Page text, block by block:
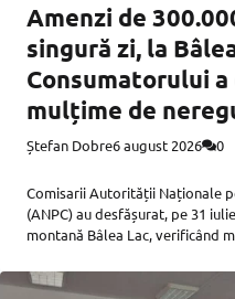
Amenzi de
singură zi, la
Consumatorului
mulțime de
Ștefan Dobre6 august 2026 0
Comisarii Autorității Naționale
(ANPC) au desfășurat, pe 31
montană Bâlea Lac, verificând
alimentației publice și al